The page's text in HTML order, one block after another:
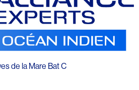
de la Mare Bat C